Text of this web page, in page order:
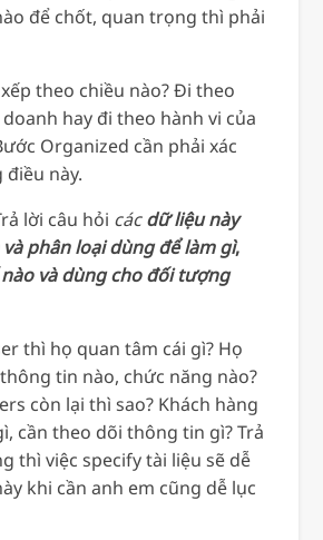
để chốt, quan trọng thì phải
theo chiều nào? Đi theo
hay đi theo hành vi của
Organized cần phải xác
này.
lời câu hỏi cácdữ liệu này
phân loại dùng để làm gì,
và dùng cho đối tượng
thì họ quan tâm cái gì? Họ
tin nào, chức năng nào?
còn lại thì sao? Khách hàng
cần theo dõi thông tin gì? Trả
thì việc specify tài liệu sẽ dễ
khi cần anh em cũng dễ lục